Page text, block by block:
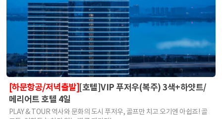
[하문항공/저녁출발] [호텔]VIP 푸저우(복주) 3색+하얏트/
메리어트 호텔 4일
PLAY & TOUR 역사와 문화의 도시 푸저우, 골프만 치고 오기엔 아쉽죠! 골